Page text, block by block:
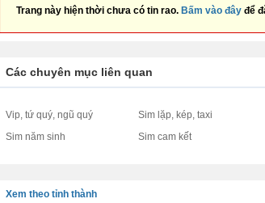
Trang này hiện thời chưa có tin rao. Bấm vào đây để
Các chuyên mục liên quan
Vip, tứ quý, ngũ quý Sim lặp, kép, taxi
Sim năm sinh
Sim cam kết
Xem theo tỉnh thành